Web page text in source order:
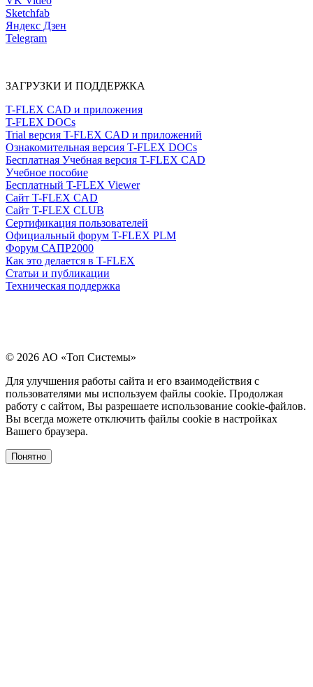
Sketchfab
Яндекс Дзен
Telegram
ЗАГРУЗКИ И ПОДДЕРЖКА
T-FLEX CAD и приложения
T-FLEX DOCs
Trial версия T-FLEX CAD и приложений
Ознакомительная версия T-FLEX DOCs
Бесплатная Учебная версия T-FLEX CAD
Учебное пособие
Бесплатный T-FLEX Viewer
Сайт T-FLEX CAD
Сайт T-FLEX CLUB
Сертификация пользователей
Официальный форум T-FLEX PLM
Форум САПР2000
Как это делается в T-FLEX
Статьи и публикации
Техническая поддержка
© 2026 АО «Топ Системы»
Для улучшения работы сайта и его взаимодействия с
пользователями мы используем файлы cookie. Продолжая
работу с сайтом, Вы разрешаете использование cookie-файлов.
Вы всегда можете отключить файлы cookie в настройках
Вашего браузера.
Понятно